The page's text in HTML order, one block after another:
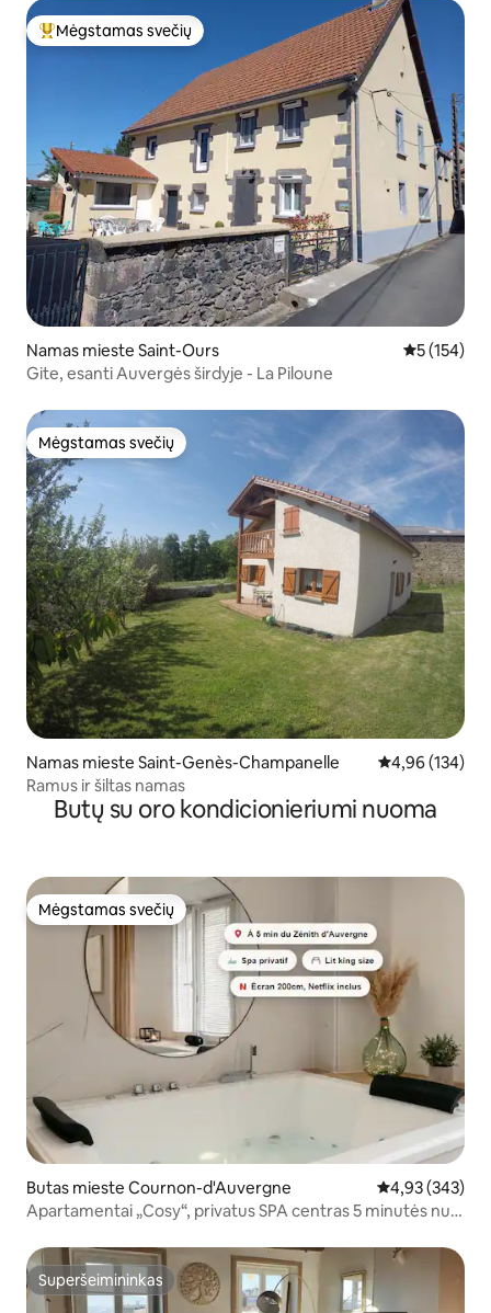
Svečių mėgstamiausias
Mėgstamas svečių
Namas mieste Saint-Ours Vidutinis
5 (154)
Gite, esanti Auvergės širdyje - La Piloune
Mėgstamas svečių
Mėgstamas svečių
Namas mieste Saint-Genès-Champanelle Vidutinis
4,96 (134)
Ramus ir šiltas namas
Butų su oro kondicionieriumi nuoma
Mėgstamas svečių
Mėgstamas svečių
Butas mieste Cournon-d'Auvergne Vidutinis
4,93 (343)
Apartamentai „Cosy“, privatus SPA centras 5 minutės nuo
Superšeimininkas
Superšeimininkas